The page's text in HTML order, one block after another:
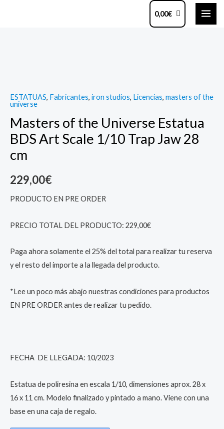
0,00€
ESTATUAS, Fabricantes, iron studios, Licencias, masters of the
universe
Masters of the Universe Estatua
BDS Art Scale 1/10 Trap Jaw 28
cm
229,00€
PRODUCTO EN PRE ORDER
PRECIO TOTAL DEL PRODUCTO: 229,00€
Paga ahora solamente el 25% del total para realizar tu reserva
y el resto del importe a la llegada del producto.
*Lee un poco más abajo nuestras condiciones para productos
EN PRE ORDER antes de realizar tu pedido.
FECHA DE LLEGADA: 10/2023
Estatua de poliresina en escala 1/10, dimensiones aprox. 28 x
16 x 11 cm. Modelo finalizado y pintado a mano. Viene con una
base en una caja de regalo.
Estatua
Art
Scale
1/10
Jaw
quantity